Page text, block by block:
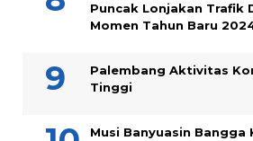
Puncak Lonjakan Trafik
Momen Tahun Baru
Palembang Aktivitas
Tinggi
Musi Banyuasin Bangga